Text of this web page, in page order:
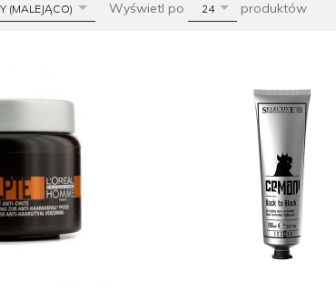
(MALEJĄCO) Wyświetl po pop
24 produktów